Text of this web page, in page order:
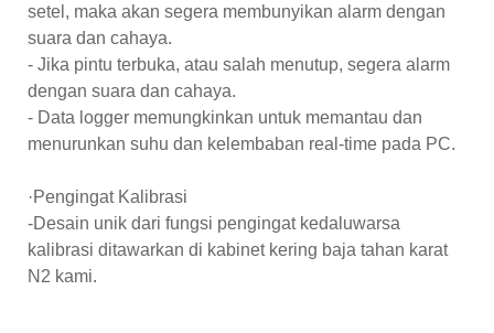
setel, maka akan segera membunyikan alarm dengan
suara dan cahaya.
- Jika pintu terbuka, atau salah menutup, segera alarm
dengan suara dan cahaya.
- Data logger memungkinkan untuk memantau dan
menurunkan suhu dan kelembaban real-time pada PC.
·Pengingat Kalibrasi
-Desain unik dari fungsi pengingat kedaluwarsa
kalibrasi ditawarkan di kabinet kering baja tahan karat
N2 kami.